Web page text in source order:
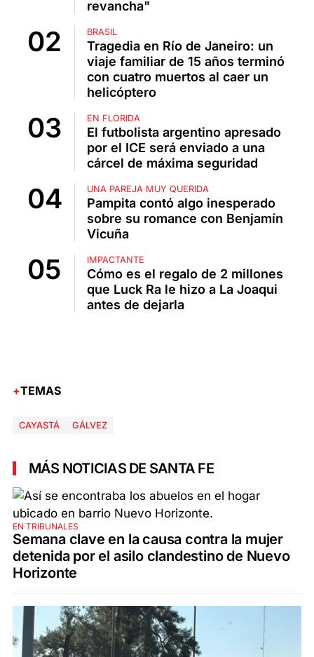
revancha"
BRASIL
Tragedia en Río de Janeiro: un
viaje familiar de 15 años terminó
con cuatro muertos al caer un
helicóptero
EN FLORIDA
El futbolista argentino apresado
por el ICE será enviado a una
cárcel de máxima seguridad
UNA PAREJA MUY QUERIDA
Pampita contó algo inesperado
sobre su romance con Benjamín
Vicuña
IMPACTANTE
Cómo es el regalo de 2 millones
que Luck Ra le hizo a La Joaqui
antes de dejarla
TEMAS
CAYASTÁ GÁLVEZ
MÁS NOTICIAS DE SANTA FE
EN TRIBUNALES
Semana clave en la causa contra la mujer
detenida por el asilo clandestino de Nuevo
Horizonte